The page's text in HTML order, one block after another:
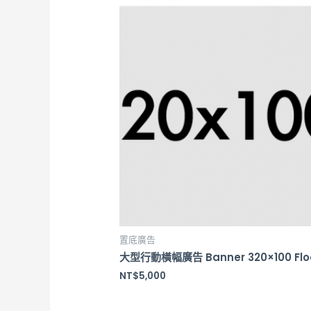
置底廣告
大型行動橫幅廣告 Banner 320×100
NT$5,000